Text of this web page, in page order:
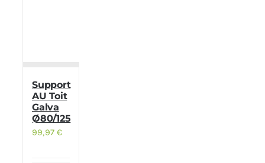
Support
AU Toit
Galva
Ø80/125
99,97€